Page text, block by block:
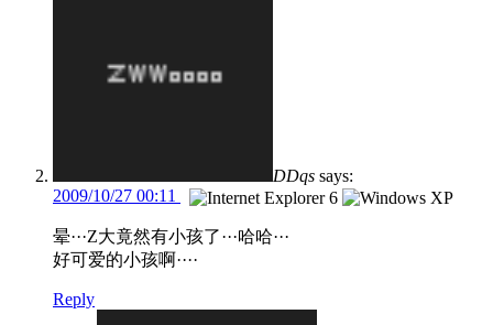
DDqs says:
2009/10/27 00:11
晕···Z大竟然有小孩了···哈哈···
好可爱的小孩啊····
Reply